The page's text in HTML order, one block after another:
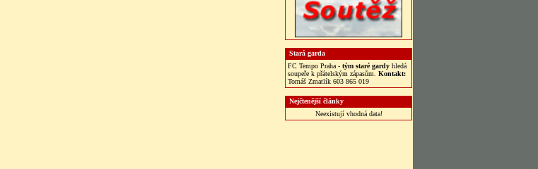
Stará garda
FC Tempo Praha - tým staré gardy hledá
soupeře k přátelským zápasům. Kontakt:
Tomáš Zmatlík 603 865 019
Nejčtenější články
Neexistují vhodná data!